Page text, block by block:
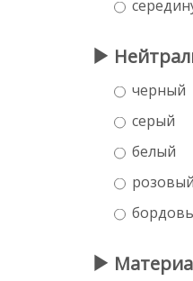
черный
серый
белый
розовый